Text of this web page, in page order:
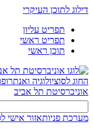
דילוג לתוכן העיקרי
תפריט עליון
תפריט ראשי
תוכן ראשי
החוג לסוציולוגיה
אוניברסיטת תל אביב
מערכת פניותאזור אישי